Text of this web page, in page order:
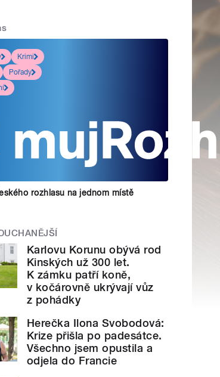
Krimi
Pořady
rozhlasu na jednom místě
Karlovu Korunu obývá rod
Kinských už 300 let.
K zámku patří koně,
v kočárovně ukrývají vůz
z pohádky
Herečka Ilona Svobodová:
Krize přišla po padesátce.
Všechno jsem opustila a
odjela do Francie